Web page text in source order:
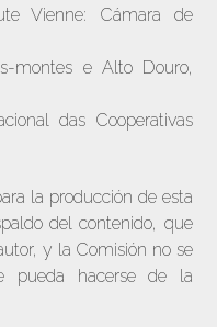
Vienne: Cámara de
montes e Alto Douro,
das Cooperativas
la producción de esta
del contenido, que
y la Comisión no se
pueda hacerse de la